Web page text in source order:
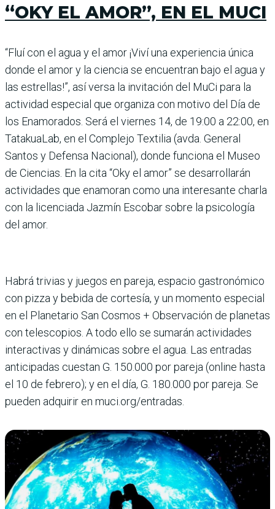
“OKY EL AMOR”, EN EL MUCI
“Fluí con el agua y el amor ¡Viví una experiencia única
donde el amor y la ciencia se encuentran bajo el agua y
las estrellas!”, así versa la invitación del MuCi para la
actividad especial que organiza con motivo del Día de
los Enamorados. Será el viernes 14, de 19:00 a 22:00, en
TatakuaLab, en el Complejo Textilia (avda. General
Santos y Defensa Nacional), donde funciona el Museo
de Ciencias. En la cita “Oky el amor” se desarrollarán
actividades que enamo­ran como una interesante charla
con la licenciada Jazmín Escobar sobre la psicología
del amor.
Habrá trivias y juegos en pareja, espa­cio gastronómico
con pizza y bebida de cortesía, y un momento especial
en el Planetario San Cosmos + Observación de planetas
con telescopios. A todo ello se sumarán actividades
interactivas y dinámicas sobre el agua. Las entradas
anticipadas cuestan G. 150.000 por pareja (online hasta
el 10 de febrero); y en el día, G. 180.000 por pareja. Se
pueden adquirir en muci.org/entradas.